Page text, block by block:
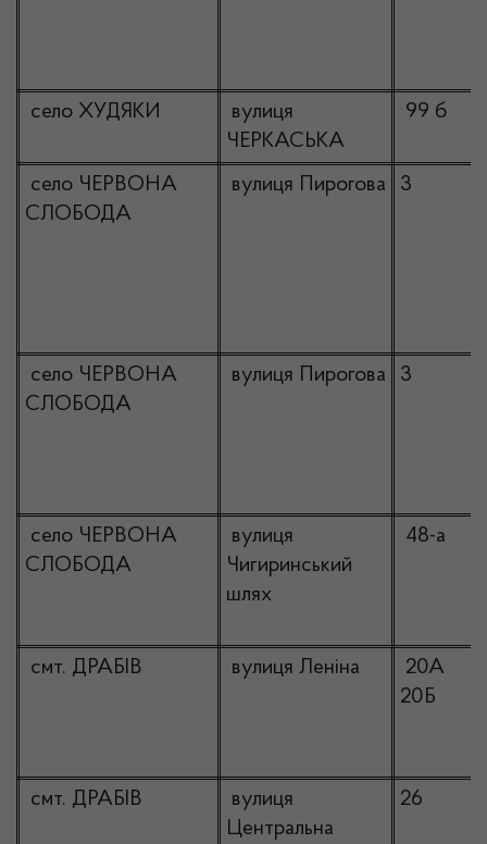
село ХУДЯКИ
вулиця
ЧЕРКАСЬКА
99 б
село ЧЕРВОНА
СЛОБОДА
вулиця Пирогова 3
село ЧЕРВОНА
СЛОБОДА
вулиця Пирогова 3
село ЧЕРВОНА
СЛОБОДА
вулиця
Чигиринський
шлях
48-а
смт. ДРАБІВ вулиця Леніна
20А
20Б
смт. ДРАБІВ
вулиця
Центральна
26